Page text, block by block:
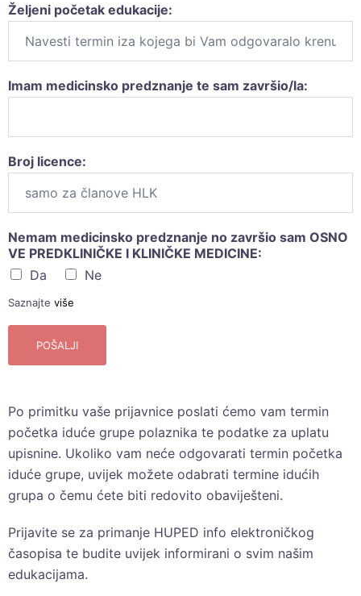
Željeni početak edukacije:
Imam medicinsko predznanje te sam završio/la:
Broj licence:
Nemam medicinsko predznanje no završio sam OSNO
VE PREDKLINIČKE I KLINIČKE MEDICINE:
Da
Ne
Saznajte više
POŠALJI
Po primitku vaše prijavnice poslati ćemo vam termin
početka iduće grupe polaznika te podatke za uplatu
upisnine. Ukoliko vam neće odgovarati termin početka
iduće grupe, uvijek možete odabrati termine idućih
grupa o čemu ćete biti redovito obaviješteni.
Prijavite se za primanje HUPED info elektroničkog
časopisa te budite uvijek informirani o svim našim
edukacijama.